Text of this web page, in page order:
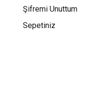
Şifremi Unuttum
Sepetiniz